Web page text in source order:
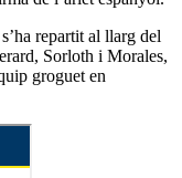
repartit al llarg del
Sorloth i Morales,
groguet en